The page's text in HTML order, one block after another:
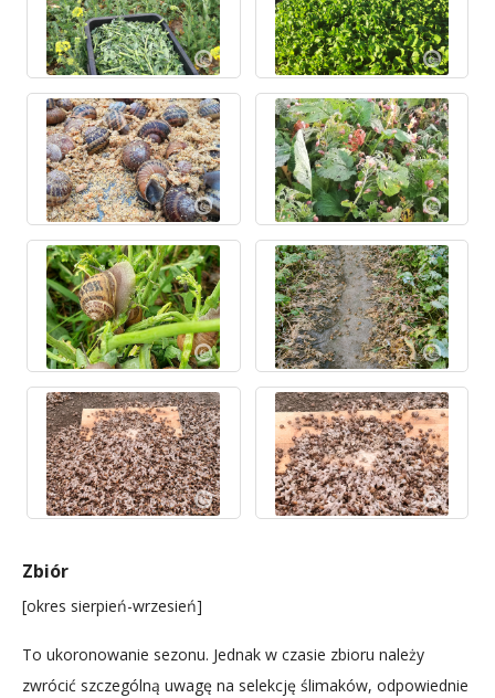
Zbiór
[okres sierpień-wrzesień]
To ukoronowanie sezonu. Jednak w czasie zbioru należy
zwrócić szczególną uwagę na selekcję ślimaków, odpowiednie